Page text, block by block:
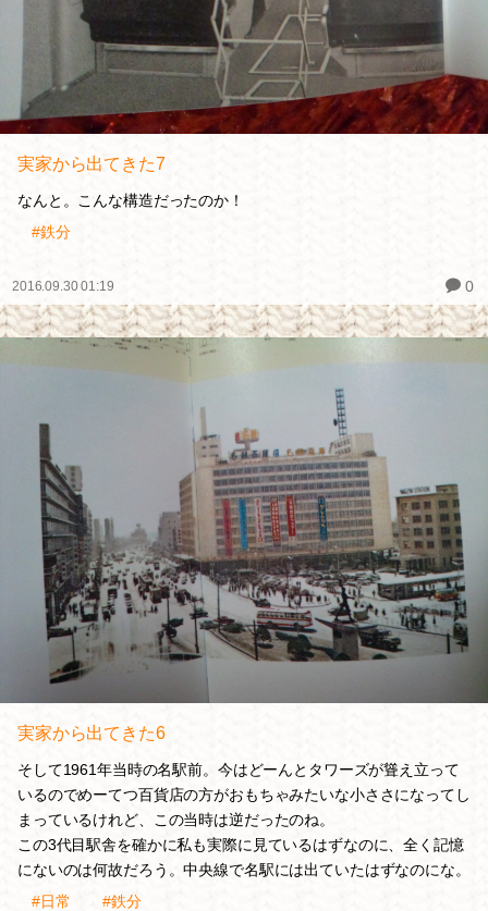
実家から出てきた7
なんと。こんな構造だったのか！
#鉄分
2016.09.30 01:19 0
実家から出てきた6
そして1961年当時の名駅前。今はどーんとタワーズが聳え立って
いるのでめーてつ百貨店の方がおもちゃみたいな小ささになってし
まっているけれど、この当時は逆だったのね。
この3代目駅舎を確かに私も実際に見ているはずなのに、全く記憶
にないのは何故だろう。中央線で名駅には出ていたはずなのにな。
#日常
#鉄分